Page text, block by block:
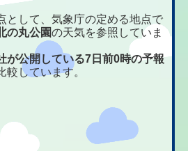
して、気象庁の定める地点で
の丸公園の天気を参照していま
が公開している7日前0時の予報
較しています。